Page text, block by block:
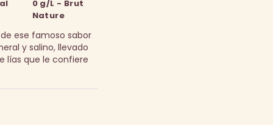
0 g/L - Brut
Nature
ese famoso sabor
y salino, llevado
lías que le confiere